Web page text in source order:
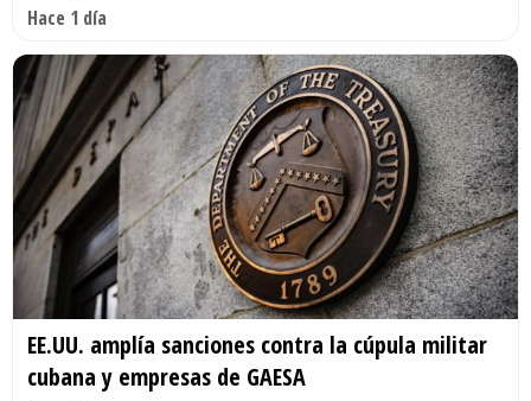
Hace 1 día
EE.UU. amplía sanciones contra la cúpula militar
cubana y empresas de GAESA